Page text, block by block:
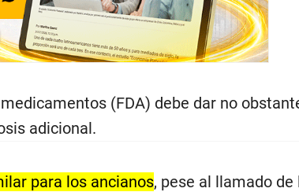
(FDA) debe dar no
adicional.
para los ancianos, pese al llamado de